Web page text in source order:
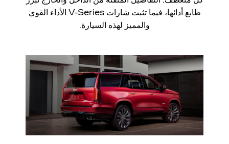
طابع أدائها، فيما تثبت شارات V-Series الأداء القوي
والمميز لهذه السيارة.